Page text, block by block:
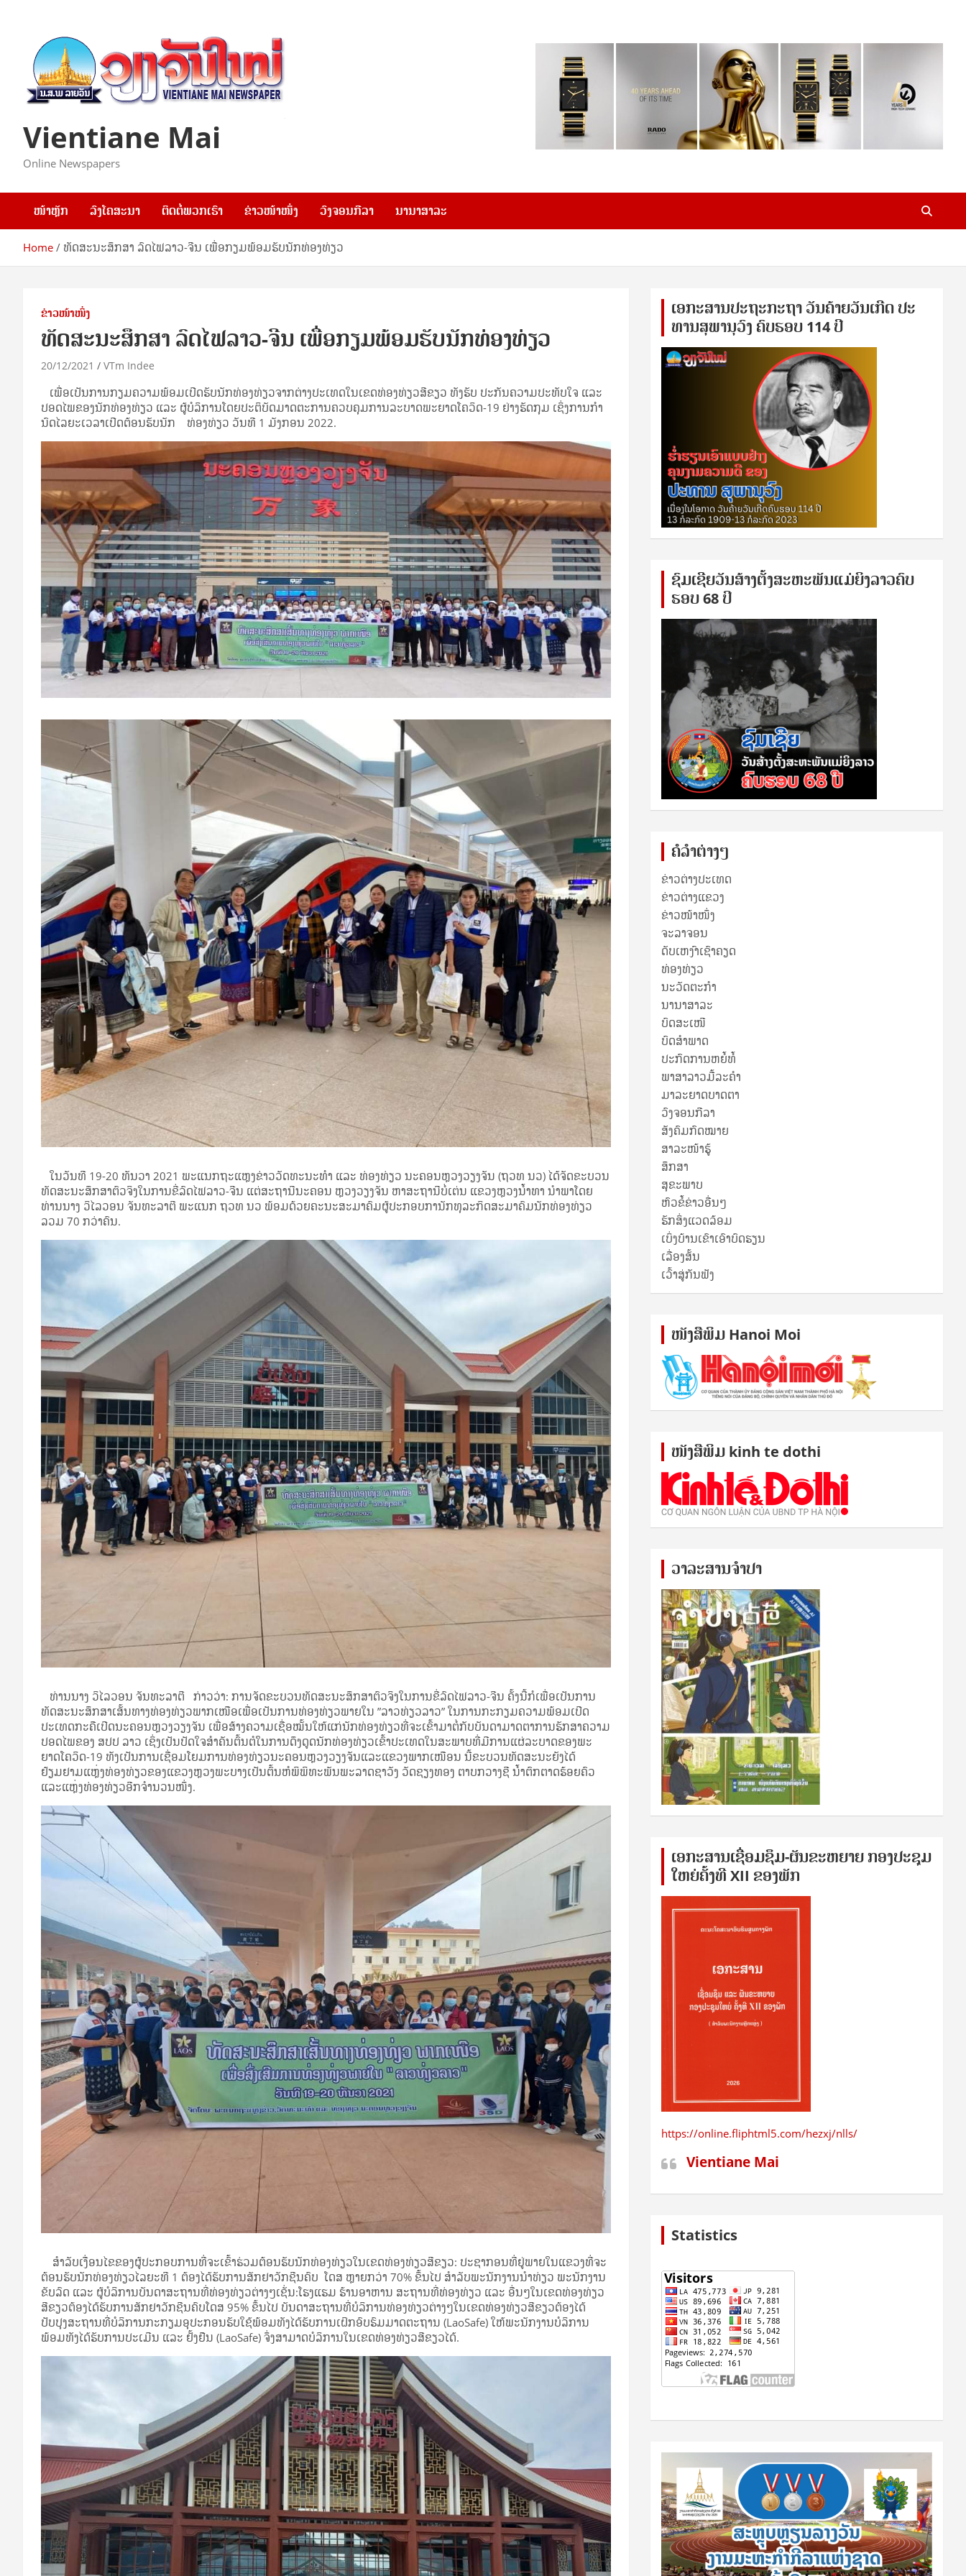
Vientiane Mai
Online Newspapers
ໜ້າຫຼັກ ລົງໂຄສະນາ ຕິດຕໍ່ພວກເຮົາ ຂ່າວໜ້າໜຶ່ງ ວົງຈອນກີລາ ນານາສາລະ
Home ທັດສະນະສຶກສາ ລົດໄຟລາວ-ຈີນ ເພື່ອກຽມພ້ອມຮັບນັກທ່ອງທ່ຽວ
ຂ່າວໜ້າໜຶ່ງ
ທັດສະນະສຶກສາ ລົດໄຟລາວ-ຈີນ ເພື່ອກຽມພ້ອມຮັບນັກທ່ອງທ່ຽວ
20/12/2021 VTm Indee
ເພື່ອເປັນການກຽມຄວາມພ້ອມເປີດຮັບນັກທ່ອງທ່ຽວຈາກຕ່າງປະເທດໃນເຂດທ່ອງທ່ຽວສີຂຽວ ທັງຮັບ ປະກັນຄວາມປະທັບໃຈ ແລະ
ປອດໄພຂອງນັກທ່ອງທ່ຽວ ແລະ ຜູ້ບໍລິການໂດຍປະຕິບັດມາດຕະການຄວບຄຸມການລະບາດພະຍາດໂຄວິດ-19 ຢ່າງຮັດກຸມ ເຊິ່ງການກໍາ
ນົດໄລຍະເວລາເປີດຕ້ອນຮັບນັກ ທ່ອງທ່ຽວ ວັນທີ 1 ມັງກອນ 2022.
ໃນວັນທີ 19-20 ທັນວາ 2021 ພະແນກຖະແຫຼງຂ່າວວັດທະນະທໍາ ແລະ ທ່ອງທ່ຽວ ນະຄອນຫຼວງວຽງຈັນ (ຖວທ ນວ) ໄດ້ຈັດຂະບວນ
ທັດສະນະສຶກສາຕົວຈິງໃນການຂີ່ລົດໄຟລາວ-ຈີນ ແຕ່ສະຖານີນະຄອນ ຫຼວງວຽງຈັນ ຫາສະຖານີບໍ່ເຕ່ນ ແຂວງຫຼວງນ້ຳທາ ນໍາພາໂດຍ
ທ່ານນາງ ວິໄລວອນ ຈັນທະລາຕີ ພະແນກ ຖວທ ນວ ພ້ອມດ້ວຍຄະນະສະມາຄົມຜູ້ປະກອບການັກທຸລະກິດສະມາຄົມນັກທ່ອງທ່ຽວ
ລວມ 70 ກວ່າຄົນ.
ທ່ານນາງ ວິໄລວອນ ຈັນທະລາຕີ ກ່າວວ່າ: ການຈັດຂະບວນທັດສະນະສຶກສາຕົວຈິງໃນການຂີ່ລົດໄຟລາວ-ຈີນ ຄັ້ງນີ້ກໍເພື່ອເປັນການ
ທັດສະນະສຶກສາເສັ້ນທາງທ່ອງທ່ຽວພາກເໜືອເພື່ອເປັນການທ່ອງທ່ຽວພາຍໃນ ”ລາວທ່ຽວລາວ” ໃນການກະກຽມຄວາມພ້ອມເປີດ
ປະເທດກະຄືເປີດນະຄອນຫຼວງວຽງຈັນ ເພື່ອສ້າງຄວາມເຊື່ອໝັ້ນໃຫ້ແກ່ນັກທ່ອງທ່ຽວທີ່ຈະເຂົ້າມາຕໍ່ກັບບັນດາມາດຕາການຮັກສາຄວາມ
ປອດໄພຂອງ ສປປ ລາວ ເຊິ່ງເປັນປັດໃຈສຳຄັນຕົ້ນຕໍໃນການດຶງດູດນັກທ່ອງທ່ຽວເຂົ້າປະເທດໃນສະພາບທີ່ມີການແຜ່ລະບາດຂອງພະ
ຍາດໂຄວິດ-19 ທັງເປັນການເຊື່ອມໂຍມການທ່ອງທ່ຽວນະຄອນຫຼວງວຽງຈັນແລະແຂວງພາກເໜືອນ ນີ້ຂະບວນທັດສະນະຍັງໄດ້
ຢ້ຽມຢາມແຫຼ່ງທ່ອງທ່ຽວຂອງແຂວງຫຼວງພະບາງເປັນຕົ້ນຫໍພິພິທະພັນພະລາດຊາວັງ ວັດຊຽງທອງ ຕາບກວາງຊີ ນໍ້າຕົກຕາດຮ້ອຍຄົວ
ແລະແຫຼ່ງທ່ອງທ່ຽວອີກຈໍານວນໜຶ່ງ.
ສໍາລັບເງື່ອນໄຂຂອງຜູ້ປະກອບການທີ່ຈະເຂົ້າຮ່ວມຕ້ອນຮັບນັກທ່ອງທ່ຽວໃນເຂດທ່ອງທ່ຽວສີຂຽວ: ປະຊາກອນທີ່ຢູ່ພາຍໃນແຂວງທີ່ຈະ
ຕ້ອນຮັບນັກທ່ອງທ່ຽວໄລຍະທີ 1 ຕ້ອງໄດ້ຮັບການສັກຢາວັກຊີນຄົບ ໂດສ ຫຼາຍກວ່າ 70% ຂຶ້ນໄປ ສໍາລັບພະນັກງານນຳທ່ຽວ ພະນັກງານ
ຂັບລົດ ແລະ ຜູ້ບໍລິການບັນດາສະຖານທີ່ທ່ອງທ່ຽວຕ່າງໆເຊັ່ນ:ໂຮງແຮມ ຮ້ານອາຫານ ສະຖານທີ່ທ່ອງທ່ຽວ ແລະ ອື່ນໆໃນເຂດທ່ອງທ່ຽວ
ສີຂຽວຕ້ອງໄດ້ຮັບການສັກຢາວັກຊີນຄົບໂດສ 95% ຂຶ້ນໄປ ບັນດາສະຖານທີ່ບໍລິການທ່ອງທ່ຽວຕ່າງໆໃນເຂດທ່ອງທ່ຽວສີຂຽວຕ້ອງໄດ້
ປັບປຸງສະຖານທີ່ບໍລິການກະກຽມອຸປະກອນຮັບໃຊ້ພ້ອມທັງໄດ້ຮັບການເຝິກອົບຮົມມາດຕະຖານ (LaoSafe) ໃຫ້ພະນັກງານບໍລິການ
ພ້ອມທັງໄດ້ຮັບການປະເມີນ ແລະ ຢັ້ງຢືນ (LaoSafe) ຈຶ່ງສາມາດບໍລິການໃນເຂດທ່ອງທ່ຽວສີຂຽວໄດ້.
ເອ​ກະ​ສານ​ປະ​ຖະ​ກະ​ຖ​າ ວັນ​ຄ້າຍ​ວັນ​ເກີດ ປ​ະ​
ທານ​ສຸ​ພາ​ນຸ​ວົງ ຄົບ​ຮອບ 114 ປີ
ຊົ​ມ​ເຊີຍ​ວັນ​ສ້າງ​ຕັ້ງ​ສະ​ຫະ​ພັນ​ແມ່​ຍິງ​​ລາວຄົບ​
ຮອບ 68 ປິ
ຄໍລຳຕ່າງໆ
ຂ່າວຕ່າງປະເທດ
ຂ່າວ​ຕ່າງ​ແຂວງ
ຂ່າວໜ້າໜຶ່ງ
ຈະລາຈອນ
ດັບເຫງົາເຊົາຄຽດ
ທ່ອງທ່ຽວ
ນະວັດຕະກໍາ
ນານາສາລະ
ບົດສະເໜີ
ບົດສໍາພາດ
ປະກົດການຫຍໍ້ທໍ້
ພາສາລາວມື້ລະຄຳ
ມາລະຍາດບາດຕາ
ວົງຈອນກີລາ
ສັງຄົມກົດໝາຍ
ສາລະໜ້າຮູ້
ສຶກສາ
ສຸ​ຂະ​ພາບ
ຫົວຂໍ້ຂ່າວອື່ນໆ
ຮັກສິ່ງແວດລ້ອມ
ເບິ່ງບ້ານເຂົາເອົາບົດຮຽນ
ເລື່ອງສັ້ນ
ເວົ້າສູ່ກັນຟັງ
ໜັງ​ສື​ພິມ Hanoi Moi
ໜັງ​ສື​ພິມ kinh te dothi
ວາລະສານຈຳປາ
ເອກ​ະ​ສານ​ເຊ​ື່ອມ​ຊ​ຶມ-ຜັນ​ຂະ​ຫ​ຍາຍ ກອງ​ປະ​ຊຸມ​
ໃຫຍ່​ຄັ້ງ​ທີ XII ຂອງ​ພັກ
https://online.fliphtml5.com/hezxj/nlls/
Vientiane Mai
Statistics